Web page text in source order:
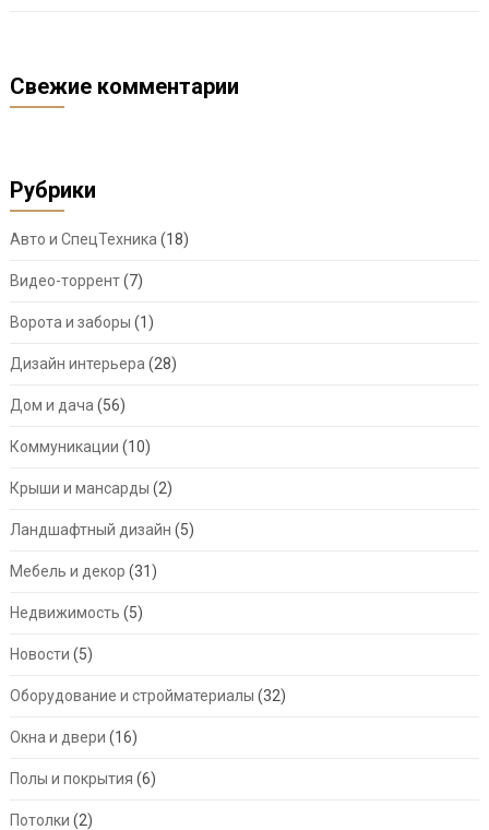
Свежие комментарии
Рубрики
Авто и СпецТехника (18)
Видео-торрент(7)
Ворота и заборы (1)
Дизайн интерьера (28)
Дом и дача (56)
Коммуникации (10)
Крыши и мансарды (2)
Ландшафтный дизайн (5)
Мебель и декор (31)
Недвижимость (5)
Новости (5)
Оборудование и стройматериалы (32)
Окна и двери (16)
Полы и покрытия (6)
Потолки (2)